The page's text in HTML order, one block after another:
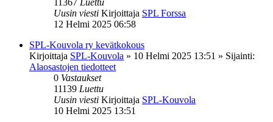
Uusin viesti Kirjoittaja SPL Forssa
12 Helmi 2025 06:58
SPL-Kouvola ry kevätkokous
Kirjoittaja SPL-Kouvola » 10 Helmi 2025 13:51 » Sijainti:
Alaosastojen tiedotteet
0 Vastaukset
11139 Luettu
Uusin viesti Kirjoittaja SPL-Kouvola
10 Helmi 2025 13:51